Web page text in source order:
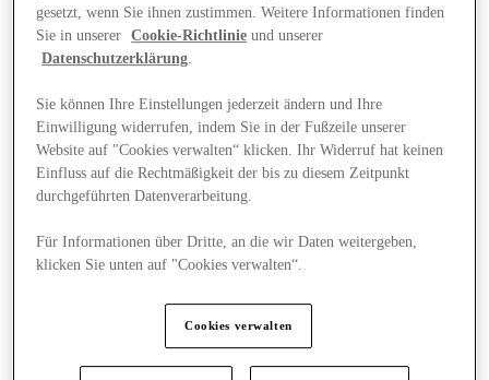
gesetzt, wenn Sie ihnen zustimmen. Weitere Informationen finden
Sie in unserer
Cookie-Richtlinie und unserer
Datenschutzerklärung.
Sie können Ihre Einstellungen jederzeit ändern und Ihre
Einwilligung widerrufen, indem Sie in der Fußzeile unserer
Website auf "Cookies verwalten“ klicken. Ihr Widerruf hat keinen
Einfluss auf die Rechtmäßigkeit der bis zu diesem Zeitpunkt
durchgeführten Datenverarbeitung.
Für Informationen über Dritte, an die wir Daten weitergeben,
klicken Sie unten auf "Cookies verwalten“.
Cookies verwalten